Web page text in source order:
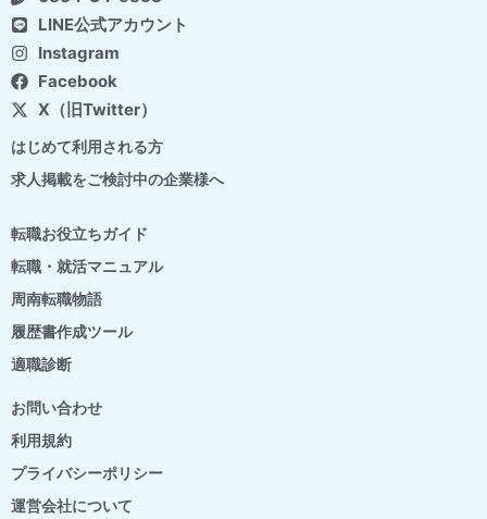
LINE公式アカウント
Instagram
Facebook
X（旧Twitter）
はじめて利用される方
求人掲載をご検討中の企業様へ
転職お役立ちガイド
転職・就活マニュアル
周南転職物語
履歴書作成ツール
適職診断
お問い合わせ
利用規約
プライバシーポリシー
運営会社について